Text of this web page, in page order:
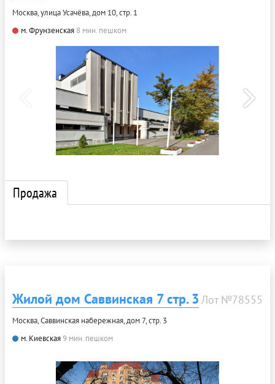
Москва, улица Усачёва, дом 10, стр. 1
м. Фрунзенская 8 мин. пешком
Продажа
Жилой дом Саввинская 7 стр. 3 Лот №78555
Москва, Саввинская набережная, дом 7, стр. 3
м. Киевская9 мин. пешком